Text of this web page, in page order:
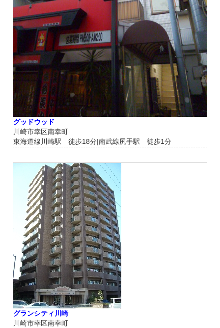
グッドウッド
川崎市幸区南幸町
東海道線川崎駅 徒歩18分|南武線尻手駅 徒歩1分
グランシティ川崎
川崎市幸区南幸町